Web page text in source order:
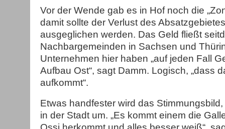
Vor der Wende gab es in Hof noch die
damit sollte der Verlust des
ausgeglichen werden. Das Geld fließt
Nachbargemeinden in Sachsen und
Unternehmen hier haben „auf jeden Fall
Aufbau Ost“, sagt Damm. Logisch, „dass
aufkommt“.
Etwas handfester wird das
in der Stadt um. „Es kommt einem die